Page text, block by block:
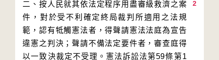
2
二、按人民就其依法定程序用盡審級救濟之案
件，對於受不利確定終局裁判所適用之法規
範，認有牴觸憲法者，得聲請憲法法庭為宣告
違憲之判決；聲請不備法定要件者，審查庭得
以一致決裁定不受理。憲法訴訟法第59條第1